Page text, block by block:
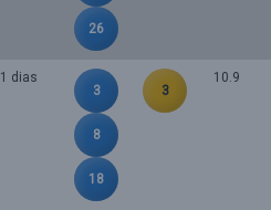
26
1 dias
3
8
18
3
10.9